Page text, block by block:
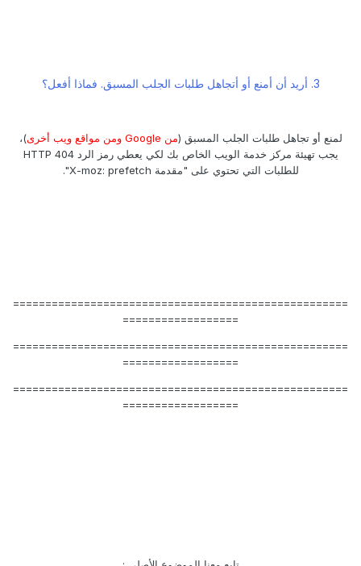
3. أريد أن أمنع أو أتجاهل طلبات الجلب المسبق. فماذا أفعل؟
لمنع أو تجاهل طلبات الجلب المسبق ( من Google ومن مواقع ويب أخرى
)،
يجب تهيئة مركز خدمة الويب الخاص بك لكي يعطي رمز الرد 404 HTTP
للطلبات التي تحتوي على "مقدمة X-moz: prefetch".
====================================================
==================
====================================================
==================
====================================================
==================